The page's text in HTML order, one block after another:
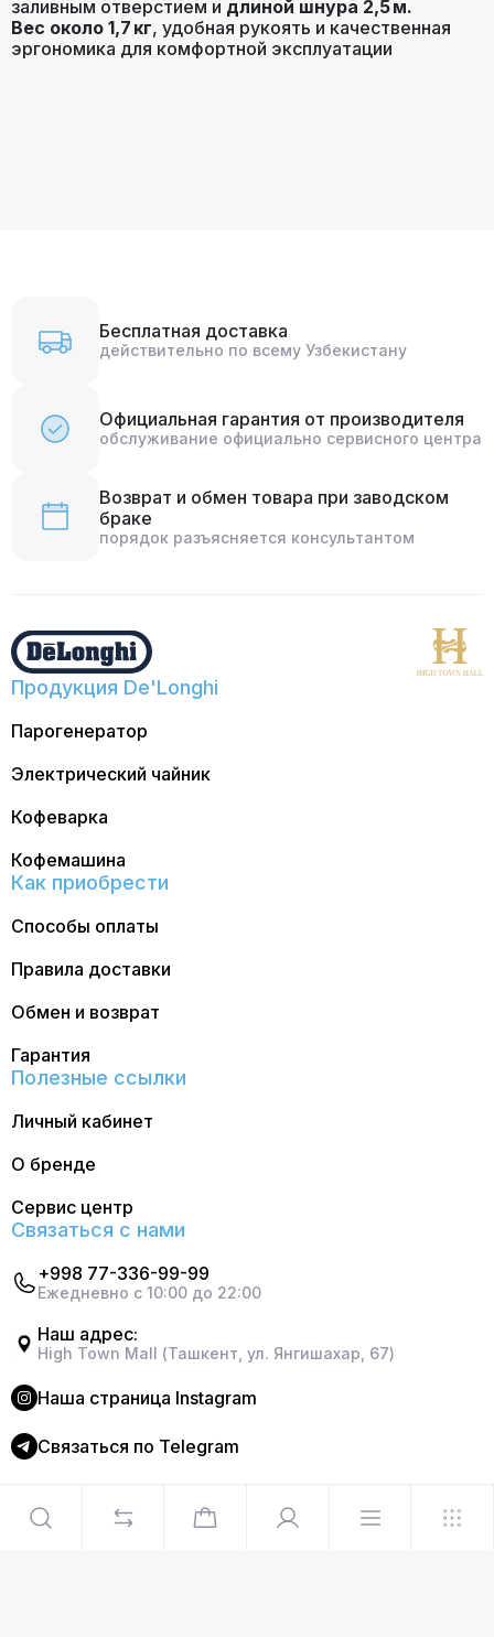
заливным отверстием и длиной шнура 2,5 м.
Вес около 1,7 кг, удобная рукоять и качественная
эргономика для комфортной эксплуатации
Бесплатная доставка
действительно по всему Узбекистану
Официальная гарантия от производителя
обслуживание официально сервисного центра
Возврат и обмен товара при заводском
браке
порядок разъясняется консультантом
Продукция De'Longhi
Парогенератор
Электрический чайник
Кофеварка
Кофемашина
Как приобрести
Способы оплаты
Правила доставки
Обмен и возврат
Гарантия
Полезные ссылки
Личный кабинет
О бренде
Сервис центр
Связаться с нами
+998 77-336-99-99
Ежедневно с 10:00 до 22:00
Наш адрес:
High Town Mall (Ташкент, ул. Янгишахар, 67)
Наша страница Instagram
Cвязаться по Telegram
©2024 Официальный интернет магазин Delonghi. Все